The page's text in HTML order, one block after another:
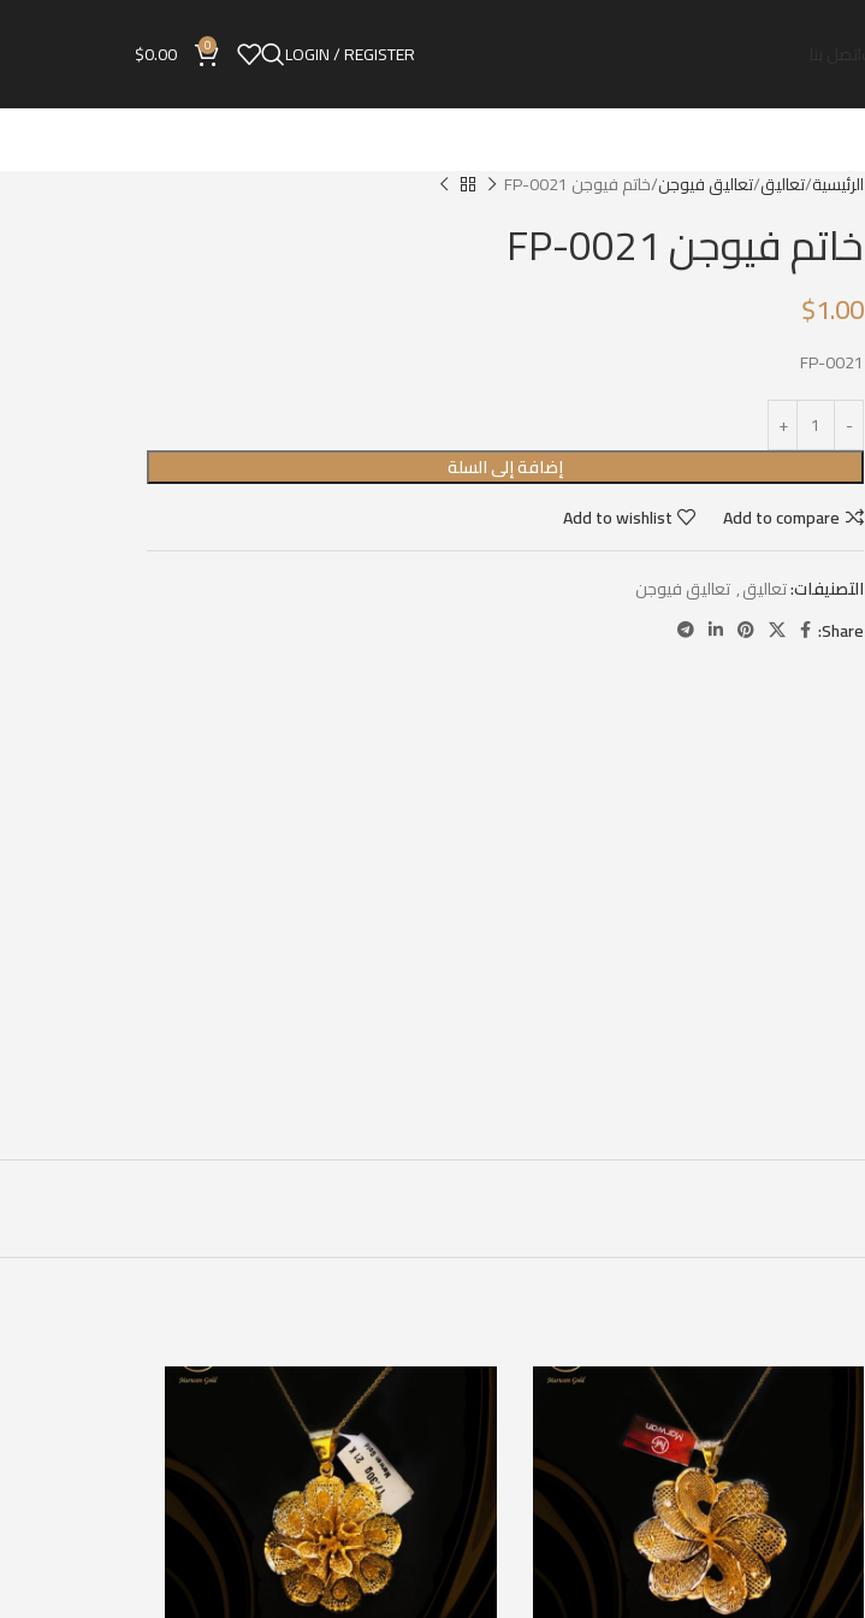
LOGIN / REGISTER
0
$0.00
الرئيسية تعاليق تعاليق فيوجن خاتم فيوجن FP-0021
خاتم فيوجن FP-0021
$1.00
FP-0021
إضافة إلى السلة
Add to compare
Add to wishlist
التصنيفات:تعاليق,تعاليق فيوجن
Share: